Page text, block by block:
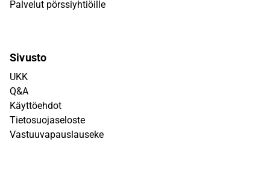
Palvelut pörssiyhtiöille
Sivusto
UKK
Q&A
Käyttöehdot
Tietosuojaseloste
Vastuuvapauslauseke